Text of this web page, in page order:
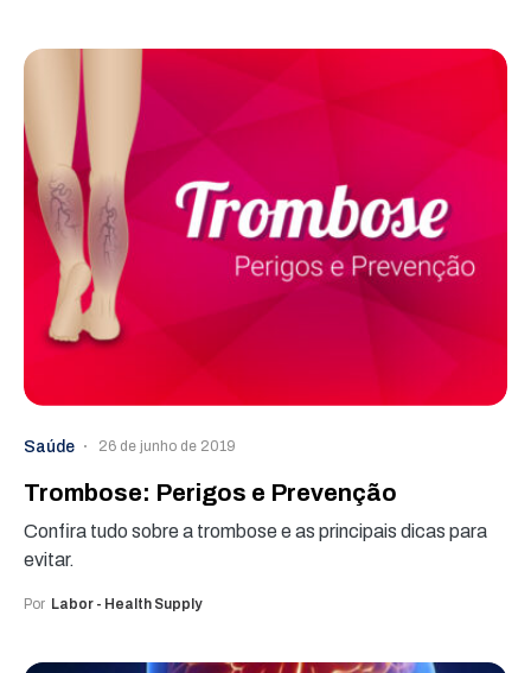
Saúde 26 de junho de 2019
Trombose: Perigos e Prevenção
Confira tudo sobre a trombose e as principais dicas para
evitar.
Por Labor - Health Supply